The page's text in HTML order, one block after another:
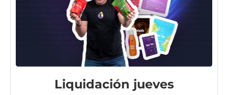
Liquidación jueves